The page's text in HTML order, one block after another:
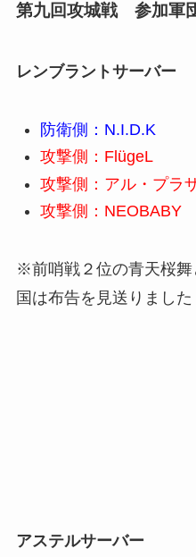
第九回攻城戦 参加軍
レンブラントサーバー
防衛側：N.I.D.K
攻撃側：FlügeL
攻撃側：アル・プラ
攻撃側：NEOBABY
※前哨戦２位の青天桜
国は布告を見送りました
アステルサーバー